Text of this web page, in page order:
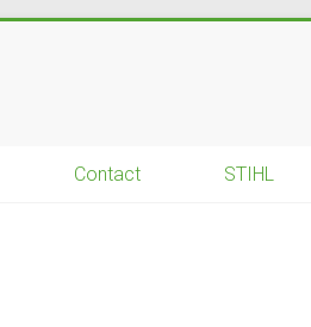
Contact STIHL